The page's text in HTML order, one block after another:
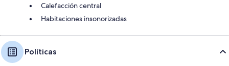
Calefacción central
Habitaciones insonorizadas
Políticas